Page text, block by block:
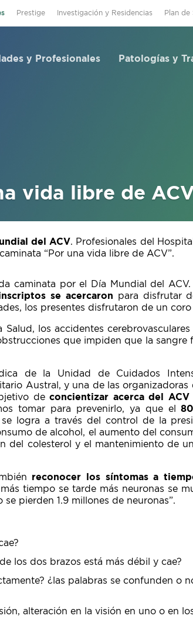
Prestige Investigación y Residencias Plan de
y Profesionales Patologías y
vida libre de
del ACV. Profesionales del
“Por una vida libre de ACV”.
caminata por el Día Mundial del
se acercaron para disfrutar
los presentes disfrutaron de un
los accidentes cerebrovasculares
que impiden que la sangre
de la Unidad de Cuidados
Austral, y una de las
deconcientizar acerca del ACV
tomar para prevenirlo, ya que el
logra a través del control de la
de alcohol, el aumento del
del colesterol y el mantenimiento de
reconocer los síntomas a
tiempo se tarde más neuronas se
pierden 1.9 millones de neuronas”.
los dos brazos está más débil y cae?
¿las palabras se confunden o
alteración en la visión en uno o en